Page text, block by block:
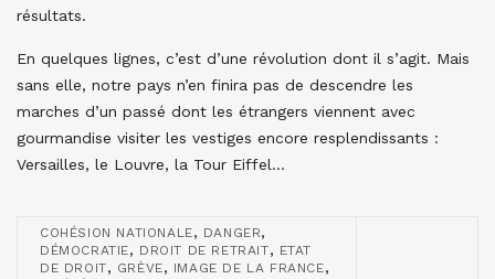
résultats.
En quelques lignes, c’est d’une révolution dont il s’agit. Mais
sans elle, notre pays n’en finira pas de descendre les
marches d’un passé dont les étrangers viennent avec
gourmandise visiter les vestiges encore resplendissants :
Versailles, le Louvre, la Tour Eiffel…
COHÉSION NATIONALE, DANGER,
DÉMOCRATIE, DROIT DE RETRAIT, ETAT
DE DROIT, GRÈVE, IMAGE DE LA FRANCE,